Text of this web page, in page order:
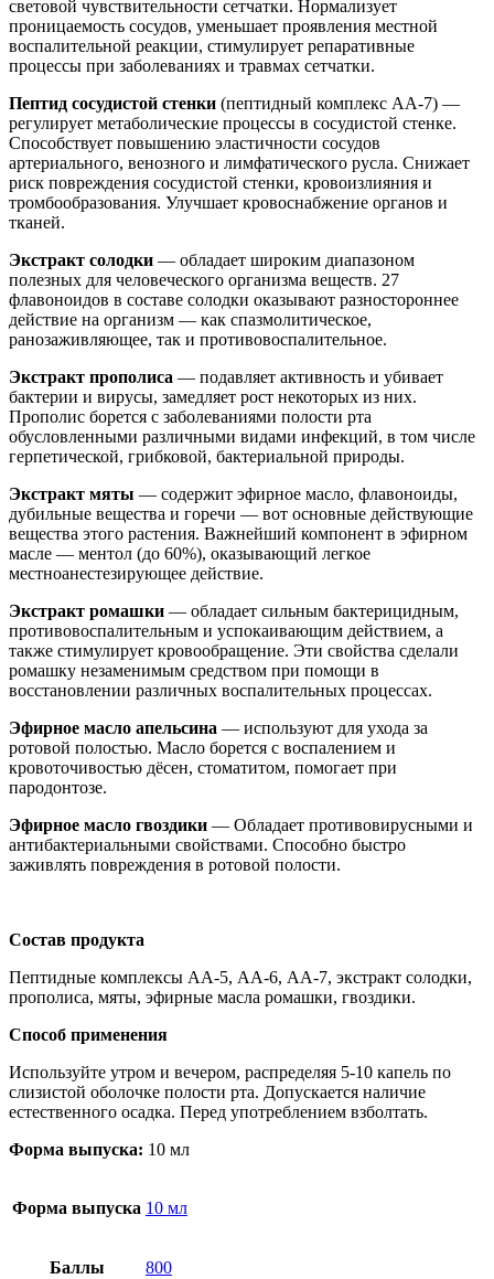
световой чувствительности сетчатки. Нормализует
проницаемость сосудов, уменьшает проявления местной
воспалительной реакции, стимулирует репаративные
процессы при заболеваниях и травмах сетчатки.
Пептид сосудистой стенки (пептидный комплекс АА-7) —
регулирует метаболические процессы в сосудистой стенке.
Способствует повышению эластичности сосудов
артериального, венозного и лимфатического русла. Снижает
риск повреждения сосудистой стенки, кровоизлияния и
тромбообразования. Улучшает кровоснабжение органов и
тканей.
Экстракт солодки — обладает широким диапазоном
полезных для человеческого организма веществ. 27
флавоноидов в составе солодки оказывают разностороннее
действие на организм — как спазмолитическое,
ранозаживляющее, так и противовоспалительное.
Экстракт прополиса — подавляет активность и убивает
бактерии и вирусы, замедляет рост некоторых из них.
Прополис борется с заболеваниями полости рта
обусловленными различными видами инфекций, в том числе
герпетической, грибковой, бактериальной природы.
Экстракт мяты — содержит эфирное масло, флавоноиды,
дубильные вещества и горечи — вот основные действующие
вещества этого растения. Важнейший компонент в эфирном
масле — ментол (до 60%), оказывающий легкое
местноанестезирующее действие.
Экстракт ромашки — обладает сильным бактерицидным,
противовоспалительным и успокаивающим действием, а
также стимулирует кровообращение. Эти свойства сделали
ромашку незаменимым средством при помощи в
восстановлении различных воспалительных процессах.
Эфирное масло апельсина — используют для ухода за
ротовой полостью. Масло борется с воспалением и
кровоточивостью дёсен, стоматитом, помогает при
пародонтозе.
Эфирное масло гвоздики — Обладает противовирусными и
антибактериальными свойствами. Способно быстро
заживлять повреждения в ротовой полости.
Состав продукта
Пептидные комплексы АА-5, АА-6, АА-7, экстракт солодки,
прополиса, мяты, эфирные масла ромашки, гвоздики.
Способ применения
Используйте утром и вечером, распределяя 5-10 капель по
слизистой оболочке полости рта. Допускается наличие
естественного осадка. Перед употреблением взболтать.
Форма выпуска: 10 мл
Форма выпуска 10 мл
Баллы 800